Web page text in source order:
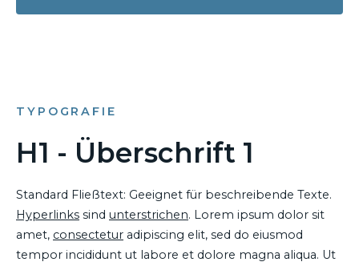
TYPOGRAFIE
H1 - Überschrift 1
Standard Fließtext: Geeignet für beschreibende Texte.
Hyperlinks sind unterstrichen. Lorem ipsum dolor sit
amet, consectetur adipiscing elit, sed do eiusmod
tempor incididunt ut labore et dolore magna aliqua. Ut